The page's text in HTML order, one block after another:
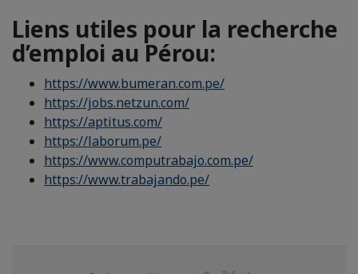
Liens utiles pour la recherche
d’emploi au Pérou:
https://www.bumeran.com.pe/
https://jobs.netzun.com/
https://aptitus.com/
https://laborum.pe/
https://www.computrabajo.com.pe/
https://www.trabajando.pe/